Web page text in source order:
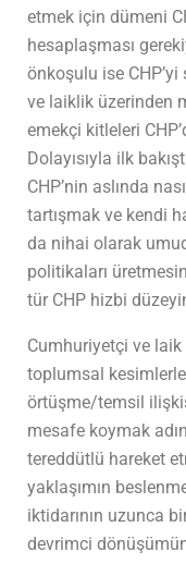
etmek için dümeni
hesaplaşması
önkoşulu ise
ve laiklik üzerinden
emekçi kitleleri
Dolayısıyla ilk
CHP’nin aslında
tartışmak ve kendi
da nihai olarak
politikaları
tür CHP hizbi
Cumhuriyetçi ve
toplumsal
örtüşme/temsil
mesafe koymak
tereddütlü hareket
yaklaşımın
iktidarının uzunca bir
devrimci